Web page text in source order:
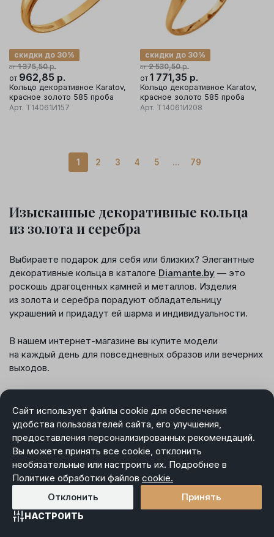
от 1 375,50р.
скидки до 30%
от 962,85 р.
Кольцо декоративное Karatov,
красное золото 585 проба
Арт. Т14061И157
от 2 530,50р.
скидки до 30%
от 1 771,35 р.
Кольцо декоративное Karatov,
красное золото 585 проба
Арт. Т14061И208
1 2 3 4 5 ... 79
Изысканные декоративные кольца
из золота и серебра
Выбираете подарок для себя или близких? Элегантные
декоративные кольца в каталоге Diamante.by ‎ — это
роскошь драгоценных камней и металлов. Изделия
из золота и серебра порадуют обладательницу
украшений и придадут ей шарма и индивидуальности.
В нашем интернет-магазине вы купите модели
на каждый день для повседневных образов или вечерних
выходов.
подарок?
Хотите подготовить сюрприз любимой девушке или
порадовать маму? Вам пригодятся несколько
лайфхаков, которые помогут сделать подарок
желанным.
Узнайте размер заранее.
Определить его незаметно можно несколькими
Сайт использует файлы cookie для обеспечения
удобства пользователей сайта, его улучшения,
предоставления персонализированных рекомендаций.
Вы можете принять все cookie, отклонить
необязательные или настроить их. Подробнее в
Политике обработки файлов cookie.
НАСТРОИТЬ
Отклонить Принять